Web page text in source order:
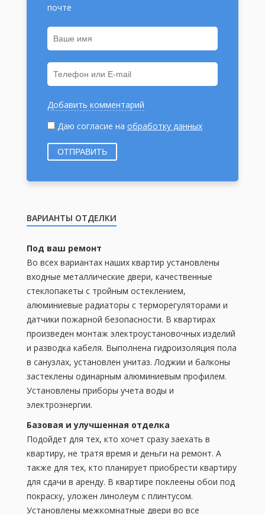
почте
Добавить комментарий
Даю согласие на обработку данных
ОТПРАВИТЬ
ВАРИАНТЫ ОТДЕЛКИ
Под ваш ремонт
Во всех вариантах наших квартир установлены
входные металлические двери, качественные
стеклопакеты с тройным остеклением,
алюминиевые радиаторы с терморегуляторами и
датчики пожарной безопасности. В квартирах
произведен монтаж электроустановочных изделий
и разводка кабеля. Выполнена гидроизоляция пола
в санузлах, установлен унитаз. Лоджии и балконы
застеклены одинарным алюминиевым профилем.
Установлены приборы учета воды и
электроэнергии.
Базовая и улучшенная отделка
Подойдет для тех, кто хочет сразу заехать в
квартиру, не тратя время и деньги на ремонт. А
также для тех, кто планирует приобрести квартиру
для сдачи в аренду. В квартире поклеены обои под
покраску, уложен линолеум с плинтусом.
Установлены межкомнатные двери во все